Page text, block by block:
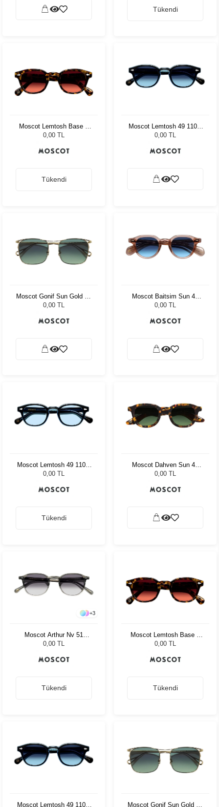
Tükendi
Moscot Lemtosh Base 2
Sun 46 Tort Cabernet
0,00 TL
Tükendi
Moscot Lemtosh 49 110 Ii
Blue Denim Blue
0,00 TL
Moscot Gonif Sun Gold 54
Forest Wood
0,00 TL
Moscot Baitsim Sun 48
Vintage Rose Den Bl
0,00 TL
Moscot Lemtosh 49 110 Ii
Blue Bel Air Blue
0,00 TL
Tükendi
Moscot Dahven Sun 47
Tortoise Forest Wood
0,00 TL
+3
Moscot Arthur Nv 51
Charcoal Amr.Grey Fade
0,00 TL
Tükendi
Moscot Lemtosh Base 2
Sun 46 Tort Cabernet
0,00 TL
Tükendi
Moscot Lemtosh 49 110 Ii Moscot Gonif Sun Gold 54